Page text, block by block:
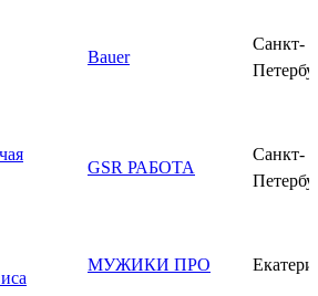
Bauer
Санкт-
GSR РАБОТА
Санкт-
МУЖИКИ ПРО